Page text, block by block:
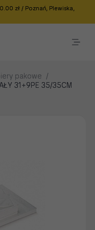
zł / Poznań, Plewiska,
pakowe /
31+9PE 35/35CM
BIAŁY